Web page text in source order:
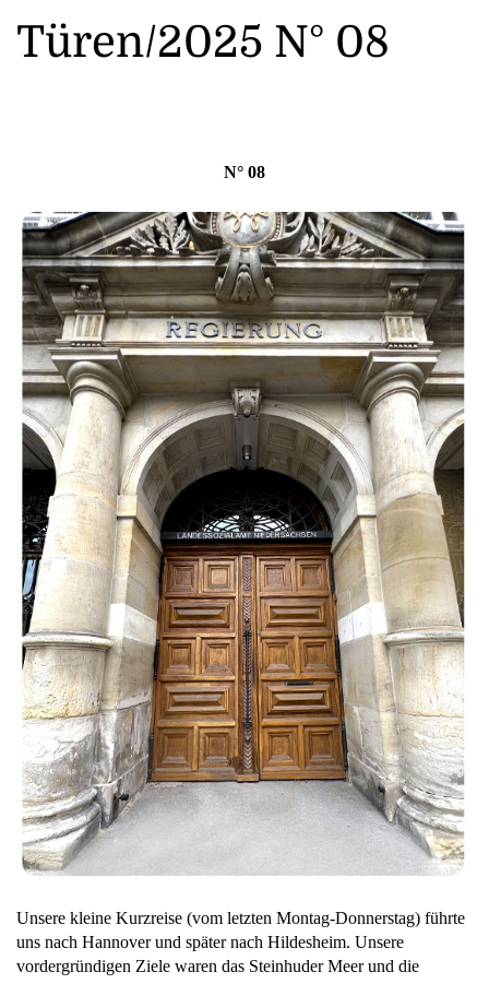
Türen/2025 N° 08
N° 08
Unsere kleine Kurzreise (vom letzten Montag-Donnerstag) führte
uns nach Hannover und später nach Hildesheim. Unsere
vordergründigen Ziele waren das Steinhuder Meer und die